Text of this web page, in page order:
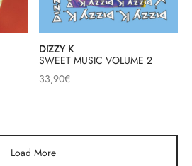
DIZZY K
SWEET MUSIC VOLUME 2
33,90€
Load More